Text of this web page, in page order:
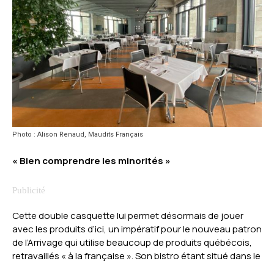
Photo : Alison Renaud, Maudits Français
« Bien comprendre les minorités »
Cette double casquette lui permet désormais de jouer
avec les produits d’ici, un impératif pour le nouveau patron
de l’Arrivage qui utilise beaucoup de produits québécois,
retravaillés « à la française ». Son bistro étant situé dans le